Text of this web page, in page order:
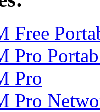
Free
Pro
Pro
Pro